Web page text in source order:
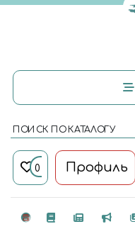
ПОИСК ПО КАТАЛОГУ
0 Профиль